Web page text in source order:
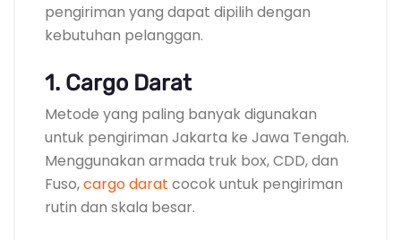
pengiriman yang dapat dipilih dengan
kebutuhan pelanggan.
1. Cargo Darat
Metode yang paling banyak digunakan
untuk pengiriman Jakarta ke Jawa Tengah.
Menggunakan armada truk box, CDD, dan
Fuso,cargo darat cocok untuk pengiriman
rutin dan skala besar.